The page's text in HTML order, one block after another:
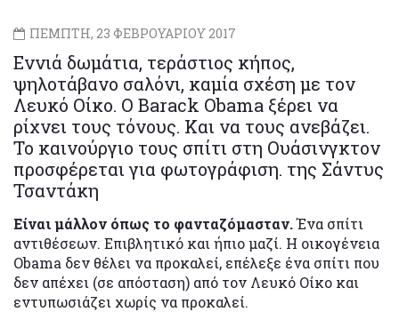
ΠΕΜΠΤΗ, 23 ΦΕΒΡΟΥΑΡΙΟΥ 2017
Eννιά δωμάτια, τεράστιος κήπος,
ψηλοτάβανο σαλόνι, καμία σχέση με τον
Λευκό Οίκο. Ο Barack Obama ξέρει να
ρίχνει τους τόνους. Και να τους ανεβάζει.
Το καινούργιο τους σπίτι στη Ουάσινγκτον
προσφέρεται για φωτογράφιση. της Σάντυς
Τσαντάκη
Είναι μάλλον όπως το φανταζόμασταν.Ένα σπίτι
αντιθέσεων. Επιβλητικό και ήπιο μαζί. Η οικογένεια
Obama δεν θέλει να προκαλεί, επέλεξε ένα σπίτι που
δεν απέχει (σε απόσταση) από τον Λευκό Οίκο και
εντυπωσιάζει χωρίς να προκαλεί.